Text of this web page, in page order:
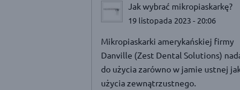
Jak wybrać mikropiaskarkę?
19 listopada 2023 - 20:06
Mikropiaskarki amerykańskiej firmy
Danville (Zest Dental Solutions)
do użycia zarówno w jamie ustnej
użycia zewnątrzustnego.